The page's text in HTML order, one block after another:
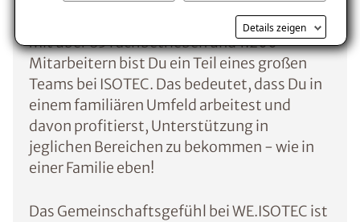
Details zeigen
Gemeinschaft & Austausch
Mit über 85 Fachbetrieben und 1.200
Mitarbeitern bist Du ein Teil eines großen
Teams bei ISOTEC. Das bedeutet, dass Du in
einem familiären Umfeld arbeitest und
davon profitierst, Unterstützung in
jeglichen Bereichen zu bekommen - wie in
einer Familie eben!
Das Gemeinschaftsgefühl bei WE.ISOTEC ist